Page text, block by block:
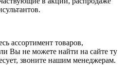
ассортимент товаров,
Вы не можете найти на сайте ту
звоните нашим менеджерам.